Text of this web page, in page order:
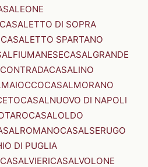
CASALETTO DI SOPRA
CASALETTO SPARTANO
CASALGRANDE
CASALINO
CASALMORANO
CASALNUOVO DI NAPOLI
CASALOLDO
CASALSERUGO
DI PUGLIA
CASALVIERICASALVOLONE